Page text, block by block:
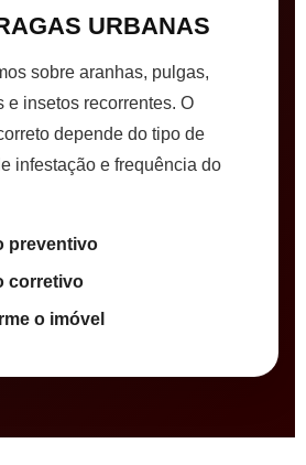
URBANAS
sobre aranhas, pulgas,
e insetos recorrentes. O
depende do tipo de
infestação e frequência do
preventivo
corretivo
o imóvel